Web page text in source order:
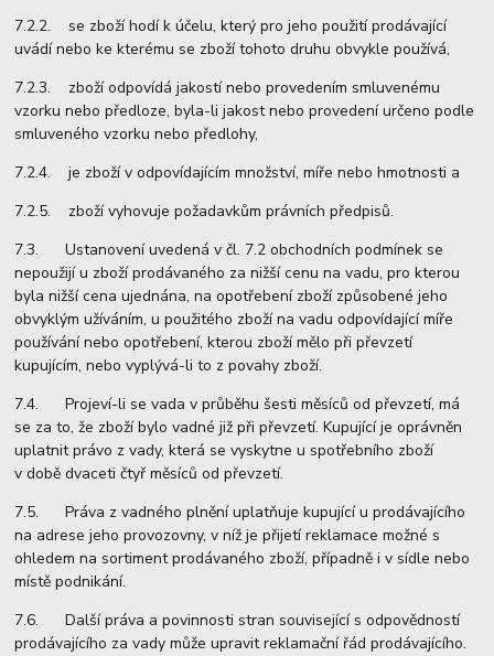
7.2.2. se zboží hodí k účelu, který pro jeho použití prodávající
uvádí nebo ke kterému se zboží tohoto druhu obvykle používá,
7.2.3. zboží odpovídá jakostí nebo provedením smluvenému
vzorku nebo předloze, byla-li jakost nebo provedení určeno podle
smluveného vzorku nebo předlohy,
7.2.4. je zboží v odpovídajícím množství, míře nebo hmotnosti a
7.2.5. zboží vyhovuje požadavkům právních předpisů.
7.3. Ustanovení uvedená v čl. 7.2 obchodních podmínek se
nepoužijí u zboží prodávaného za nižší cenu na vadu, pro kterou
byla nižší cena ujednána, na opotřebení zboží způsobené jeho
obvyklým užíváním, u použitého zboží na vadu odpovídající míře
používání nebo opotřebení, kterou zboží mělo při převzetí
kupujícím, nebo vyplývá-li to z povahy zboží.
7.4. Projeví-li se vada v průběhu šesti měsíců od převzetí, má
se za to, že zboží bylo vadné již při převzetí. Kupující je oprávněn
uplatnit právo z vady, která se vyskytne u spotřebního zboží
v době dvaceti čtyř měsíců od převzetí.
7.5. Práva z vadného plnění uplatňuje kupující u prodávajícího
na adrese jeho provozovny, v níž je přijetí reklamace možné s
ohledem na sortiment prodávaného zboží, případně i v sídle nebo
místě podnikání.
7.6. Další práva a povinnosti stran související s odpovědností
prodávajícího za vady může upravit reklamační řád prodávajícího.